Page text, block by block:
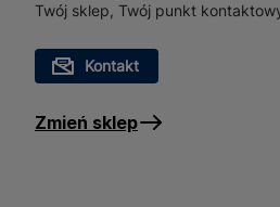
Twój sklep, Twój punkt
Kontakt
Zmień sklep